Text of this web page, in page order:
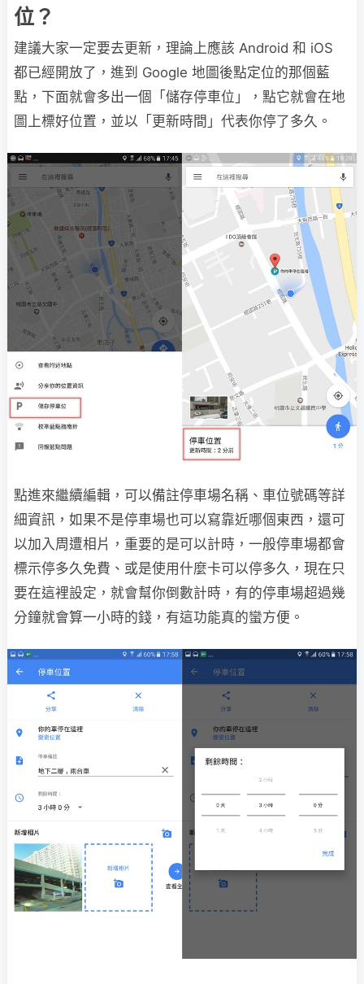
位？
建議大家一定要去更新，理論上應該 Android 和 iOS
都已經開放了，進到 Google 地圖後點定位的那個藍
點，下面就會多出一個「儲存停車位」，點它就會在地
圖上標好位置，並以「更新時間」代表你停了多久。
點進來繼續編輯，可以備註停車場名稱、車位號碼等詳
細資訊，如果不是停車場也可以寫靠近哪個東西，還可
以加入周遭相片，重要的是可以計時，一般停車場都會
標示停多久免費、或是使用什麼卡可以停多久，現在只
要在這裡設定，就會幫你倒數計時，有的停車場超過幾
分鐘就會算一小時的錢，有這功能真的蠻方便。